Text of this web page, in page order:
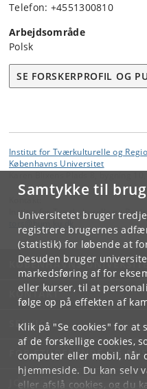
Samtykke til
Universitetet bruger
registrere brugernes
(statistik) for løbende at
Desuden bruger
markedsføring af for
eller kurser, til at
følge op på effekten af
Klik på "Se cookies" for at
af de forskellige cookies,
computer eller mobil, når
hjemmeside. Du kan selv
eller afslå cookies, og du
Telefon: +4551300810
Arbejdsområde
Polsk
SE FORSKERPROFIL OG
Institut for Tværkulturelle og
Københavns Universitet
Institut for Tværkulturelle og
KØBENHAVNS
KONTAKT
SERVICES
FOR STUDERENDE OG
JOB OG KARRIERE